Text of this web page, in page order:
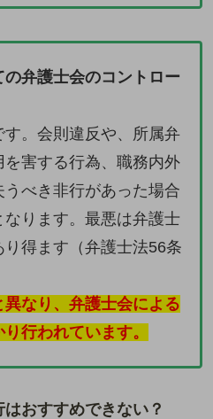
の弁護士会のコントロー
。会則違反や、所属弁
害する行為、職務内外
べき非行があった場合
ります。最悪は弁護士
得ます（弁護士法56条
なり、弁護士会による
行われています。
おすすめできない？